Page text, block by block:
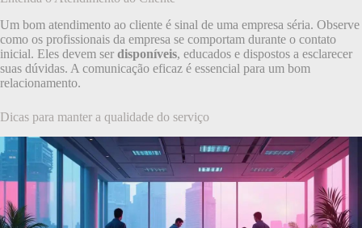
Um bom atendimento ao cliente é sinal de uma empresa séria. Observe
como os profissionais da empresa se comportam durante o contato
inicial. Eles devem ser disponíveis, educados e dispostos a esclarecer
suas dúvidas. A comunicação eficaz é essencial para um bom
relacionamento.
Dicas para manter a qualidade do serviço